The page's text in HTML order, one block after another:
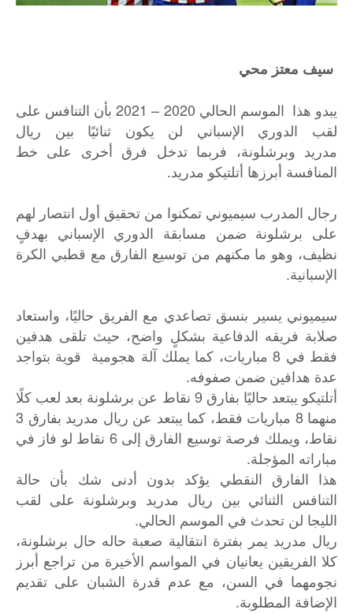
سيف معتز محي
يبدو هذا الموسم الحالي 2020 – 2021 بأن التنافس على
لقب الدوري الإسباني لن يكون ثنائيًا بين ريال
مدريد وبرشلونة، فربما تدخل فرق أخرى على خط
المنافسة أبرزها أتلتيكو مدريد.
رجال المدرب سيميوني تمكنوا من تحقيق أول انتصار لهم
على برشلونة ضمن مسابقة الدوري الإسباني بهدفٍ
نظيف، وهو ما مكنهم من توسيع الفارق مع قطبي الكرة
الإسبانية.
سيميوني يسير بنسق تصاعدي مع الفريق حاليًا، واستعاد
صلابة فريقه الدفاعية بشكلٍ واضح، حيث تلقى هدفين
فقط في 8 مباريات، كما يملك آلة هجومية قوية بتواجد
عدة هدافين ضمن صفوفه.
أتلتيكو يبتعد حاليًا بفارق 9 نقاط عن برشلونة بعد لعب كلًا
منهما 8 مباريات فقط، كما يبتعد عن ريال مدريد بفارق 3
نقاط، ويملك فرصة توسيع الفارق إلى 6 نقاط لو فاز في
مباراته المؤجلة.
هذا الفارق النقطي يؤكد بدون أدنى شك بأن حالة
التنافس الثنائي بين ريال مدريد وبرشلونة على لقب
الليجا لن تحدث في الموسم الحالي.
ريال مدريد يمر بفترة انتقالية صعبة حاله حال برشلونة،
كلا الفريقين يعانيان في المواسم الأخيرة من تراجع أبرز
نجومهما في السن، مع عدم قدرة الشبان على تقديم
الإضافة المطلوبة.